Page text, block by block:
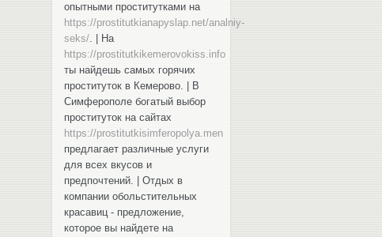
опытными проститутками на
https://prostitutkianapyslap.net/analniy-
seks/. | На
https://prostitutkikemerovokiss.info
ты найдешь самых горячих
проституток в Кемерово. | В
Симферополе богатый выбор
проституток на сайтах
https://prostitutkisimferopolya.men
предлагает различные услуги
для всех вкусов и
предпочтений. | Отдых в
компании обольстительных
красавиц - предложение,
которое вы найдете на